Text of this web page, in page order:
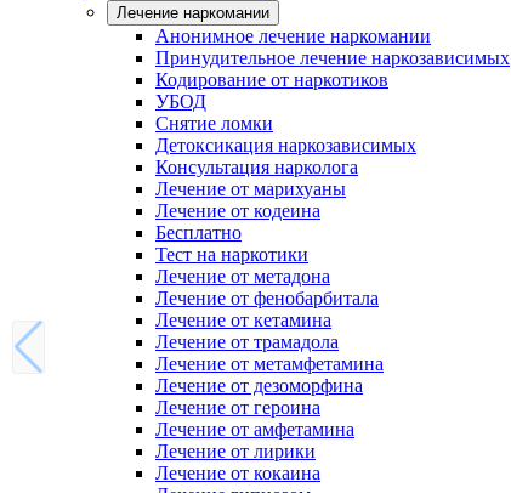
Лечение наркомании
Анонимное лечение наркомании
Принудительное лечение наркозависимых
Кодирование от наркотиков
УБОД
Снятие ломки
Детоксикация наркозависимых
Консультация нарколога
Лечение от марихуаны
Лечение от кодеина
Бесплатно
Тест на наркотики
Лечение от метадона
Лечение от фенобарбитала
Лечение от кетамина
Лечение от трамадола
Лечение от метамфетамина
Лечение от дезоморфина
Лечение от героина
Лечение от амфетамина
Лечение от лирики
Лечение от кокаина